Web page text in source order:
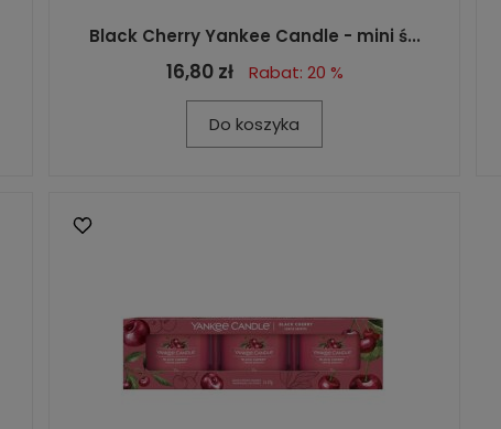
Black Cherry Yankee Candle - mini ś...
16,80 zł Rabat: 20 %
Do koszyka